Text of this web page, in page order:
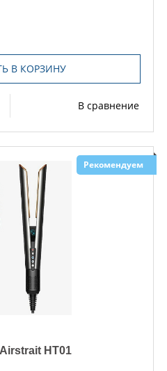
В КОРЗИНУ
В сравнение
Рекомендуем
HT01